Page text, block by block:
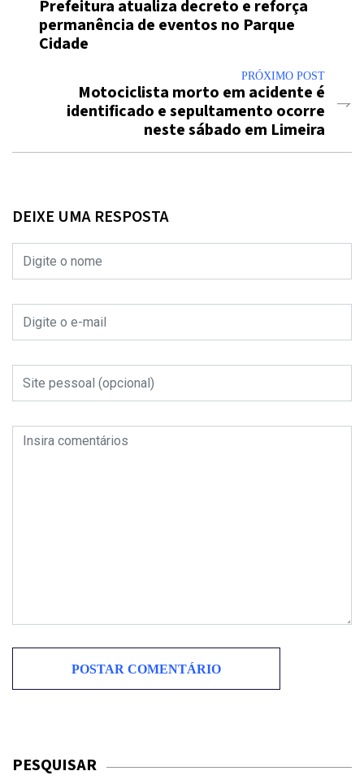
Prefeitura atualiza decreto e reforça
permanência de eventos no Parque
Cidade
PRÓXIMO POST
Motociclista morto em acidente é
identificado e sepultamento ocorre
neste sábado em Limeira
DEIXE UMA RESPOSTA
PESQUISAR